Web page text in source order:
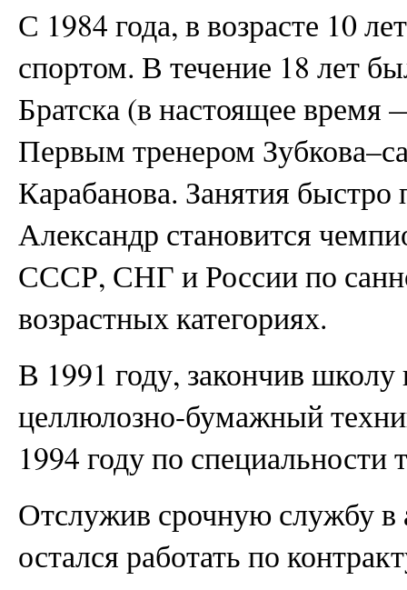
С 1984 года, в возрасте 10
спортом. В течение 18
Братска (в настоящее
Первым тренером
Карабанова. Занятия быстро
Александр становится
СССР, СНГ и России по
возрастных категориях.
В 1991 году, закончив
целлюлозно-бумажный
1994 году по специальности
Отслужив срочную службу в
остался работать по